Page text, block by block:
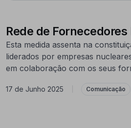
Rede de
Esta medida assenta na
liderados por empresas
em colaboração com os seus
17 de Junho 2025 Comunicação